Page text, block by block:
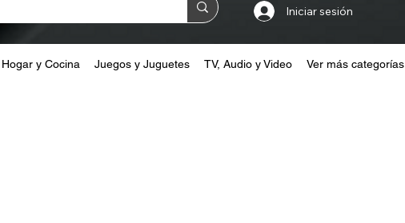
Iniciar sesión
Hogar y Cocina Juegos y Juguetes TV, Audio y Video Ver más categorías